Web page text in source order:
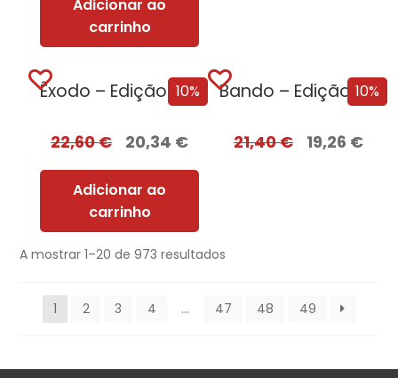
Adicionar ao
carrinho
10%
Êxodo – Edição com EDGES
22,60€ 20,34 €
Adicionar ao
carrinho
10%
Bando – Edição com EDGES
21,40€ 19,26 €
A mostrar 1–20 de 973 resultados
1 2 3 4 … 47 48 49